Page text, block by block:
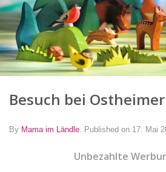
Besuch bei
By Mama im Ländle Published on 17. Mai
Unbezahlte